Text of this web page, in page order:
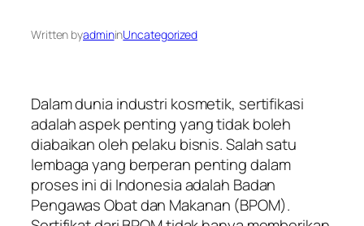
Written byadmininUncategorized
Dalam dunia industri kosmetik, sertifikasi
adalah aspek penting yang tidak boleh
diabaikan oleh pelaku bisnis. Salah satu
lembaga yang berperan penting dalam
proses ini di Indonesia adalah Badan
Pengawas Obat dan Makanan (BPOM).